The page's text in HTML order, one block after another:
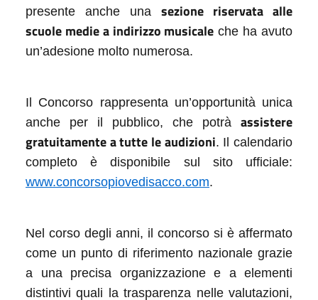
presente anche una sezione riservata alle
scuole medie a indirizzo musicale che ha avuto
un’adesione molto numerosa.
Il Concorso rappresenta un’opportunità unica
anche per il pubblico, che potrà assistere
gratuitamente a tutte le audizioni. Il calendario
completo è disponibile sul sito ufficiale:
www.concorsopiovedisacco.com.
Nel corso degli anni, il concorso si è affermato
come un punto di riferimento nazionale grazie
a una precisa organizzazione e a elementi
distintivi quali la trasparenza nelle valutazioni,